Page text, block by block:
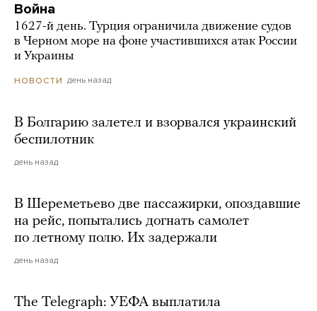
Война
1627-й день. Турция ограничила движение судов
в Черном море на фоне участившихся атак России
и Украины
НОВОСТИ день назад
В Болгарию залетел и взорвался украинский
беспилотник
день назад
В Шереметьево две пассажирки, опоздавшие
на рейс, попытались догнать самолет
по летному полю. Их задержали
день назад
The Telegraph: УЕФА выплатила